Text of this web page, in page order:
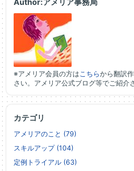
※アメリア会員の方はこちらから翻訳
さい。アメリア公式ブログ等でご紹介
カテゴリ
アメリアのこと (79)
スキルアップ (104)
定例トライアル (63)